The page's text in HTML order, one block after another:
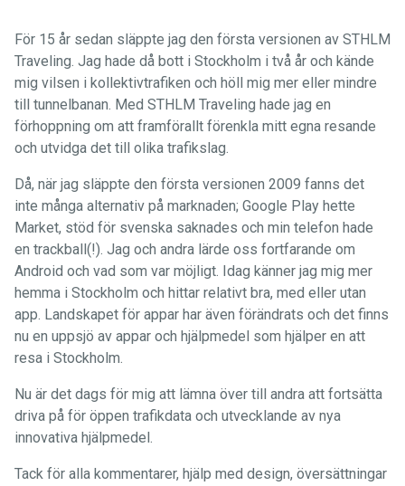
För 15 år sedan släppte jag den första versionen av STHLM
Traveling. Jag hade då bott i Stockholm i två år och kände
mig vilsen i kollektivtrafiken och höll mig mer eller mindre
till tunnelbanan. Med STHLM Traveling hade jag en
förhoppning om att framförallt förenkla mitt egna resande
och utvidga det till olika trafikslag.
Då, när jag släppte den första versionen 2009 fanns det
inte många alternativ på marknaden; Google Play hette
Market, stöd för svenska saknades och min telefon hade
en trackball(!). Jag och andra lärde oss fortfarande om
Android och vad som var möjligt. Idag känner jag mig mer
hemma i Stockholm och hittar relativt bra, med eller utan
app. Landskapet för appar har även förändrats och det finns
nu en uppsjö av appar och hjälpmedel som hjälper en att
resa i Stockholm.
Nu är det dags för mig att lämna över till andra att fortsätta
driva på för öppen trafikdata och utvecklande av nya
innovativa hjälpmedel.
Tack för alla kommentarer, hjälp med design, översättningar